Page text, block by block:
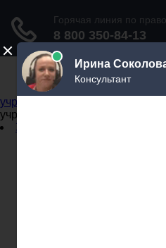
Не официальный
учреждений
учреждений
Задать вопрос юристу